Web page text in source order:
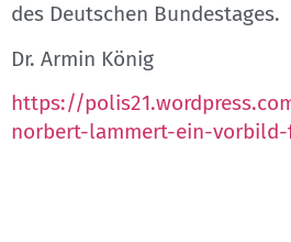
des Deutschen Bundestages.
Dr. Armin König
https://
norbert-lammert-ein-